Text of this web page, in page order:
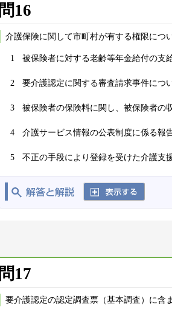
問16
介護保険に関して市町村が有する権限につ
1 被保険者に対する老齢等年金給付の支
2 要介護認定に関する審査請求事件につ
3 被保険者の保険料に関し、被保険者の
4 介護サービス情報の公表制度に係る報
5 不正の手段により登録を受けた介護支
問17
要介護認定の認定調査票（基本調査）に含